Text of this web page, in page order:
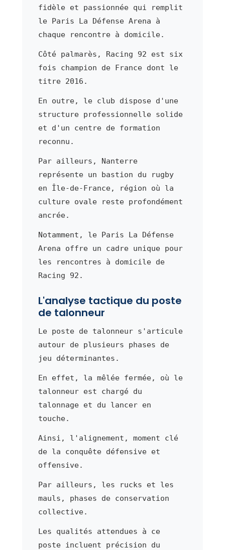
fidèle et passionnée qui remplit
le Paris La Défense Arena à
chaque rencontre à domicile.
Côté palmarès, Racing 92 est six
fois champion de France dont le
titre 2016.
En outre, le club dispose d'une
structure professionnelle solide
et d'un centre de formation
reconnu.
Par ailleurs, Nanterre
représente un bastion du rugby
en Île-de-France, région où la
culture ovale reste profondément
ancrée.
Notamment, le Paris La Défense
Arena offre un cadre unique pour
les rencontres à domicile de
Racing 92.
L'analyse tactique du poste
de talonneur
Le poste de talonneur s'articule
autour de plusieurs phases de
jeu déterminantes.
En effet, la mêlée fermée, où le
talonneur est chargé du
talonnage et du lancer en
touche.
Ainsi, l'alignement, moment clé
de la conquête défensive et
offensive.
Par ailleurs, les rucks et les
mauls, phases de conservation
collective.
Les qualités attendues à ce
poste incluent précision du